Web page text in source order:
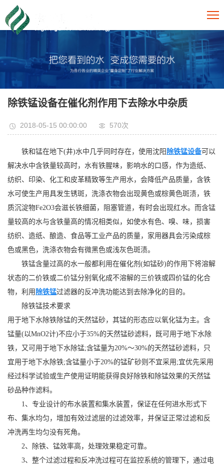
除铁锰设备在催化剂作用下去除水中杂质
2018-05-15 00:00:00 570次
铁和锰在地下(井)水中几乎同时存在，使用沈阳 除铁锰设备可以
解决水中含铁量较高时，水有铁腥味，影响水的口感，作为造纸、
纺织、印染、化工和皮革精致等生产用水，会降低产品质量，含铁
水可使生产用具发生锈斑，洗涤衣物会出现黄色或棕黄色斑渍，铁
质沉淀物Fe2O3会滋长铁细菌，阻塞管道，有时会出现红水。而含锰
量较高的水与含铁量高的情况相类似，如使水有色、嗅、味，损害
纺织、造纸、酿造、食品等工业产品的质量，家用器具会污染成棕
色或黑色，洗涤衣物会有微黑色或浅灰色斑渍。
铁锰含量过高的水一般都利用在催化剂(如锰砂)的作用下将溶解
状态的二价铁或二价锰分别氧化成不溶解的三价铁或四价锰的化合
物，利用 除铁锰过滤器的反冲洗功能达到去除净化的目的。
除铁锰技术要求
用于地下水除铁除锰的天然锰砂，其锰的形态应以氧化锰为主。含
锰量(以MnO2计)不应小于35%的天然锰砂滤料，既可用于地下水除
铁，又可用于地下水除锰;含锰量为20%～30%的天然锰砂滤料，只
宜用于地下水除铁;含锰量小于20%的锰矿砂则不宜采用;宜优先采用
经过科学试验或生产使用证明能获得良好除铁和除锰效果的天然锰
砂品种作滤料。
1、专业设计的布水装置和集水装置，保证在任何进水形式下
布、集水均匀，增加有效过滤层的过滤效率，并保证正常过滤和反
冲洗再生均匀没有死角。
2、除铁、锰效率高，处理效果稳定可靠。
3、整个过滤过程和反冲洗过程可在监控系统的管理下，通过电